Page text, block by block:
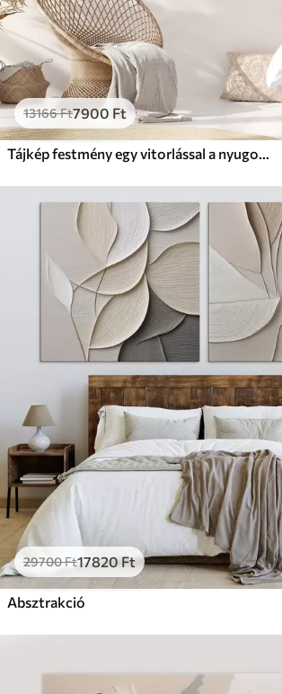
13166Ft7900 Ft
Tájkép festmény egy vitorlással a nyugodt tengeren, narancssárga és sárga égbolt, távoli hegyek
29700Ft17820Ft
Absztrakció